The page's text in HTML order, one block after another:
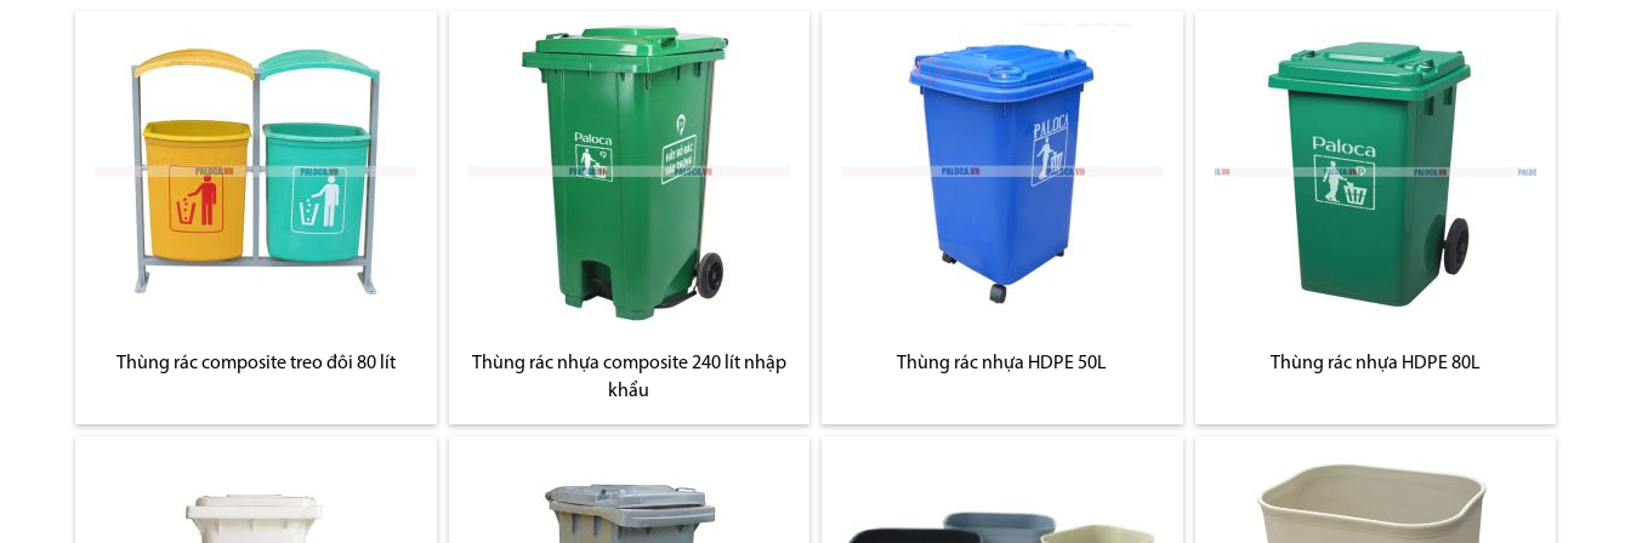
Thùng rác composite treo đôi 80 lít
Thùng rác nhựa composite 240 lít nhập
khẩu
Thùng rác nhựa HDPE 50L Thùng rác nhựa HDPE 80L